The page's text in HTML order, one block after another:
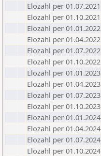
Elozahl per 01.07.2021
Elozahl per 01.10.2021
Elozahl per 01.01.2022
Elozahl per 01.04.2022
Elozahl per 01.07.2022
Elozahl per 01.10.2022
Elozahl per 01.01.2023
Elozahl per 01.04.2023
Elozahl per 01.07.2023
Elozahl per 01.10.2023
Elozahl per 01.01.2024
Elozahl per 01.04.2024
Elozahl per 01.07.2024
Elozahl per 01.10.2024